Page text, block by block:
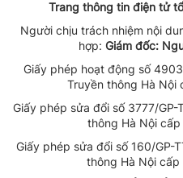
Trang thông tin điện tử
Người chịu trách nhiệm nội
hợp: Giám đốc:
Giấy phép hoạt động số
Truyền thông Hà
Giấy phép sửa đổi số 3777/
thông Hà Nội
Giấy phép sửa đổi số 160/GP-
thông Hà Nội